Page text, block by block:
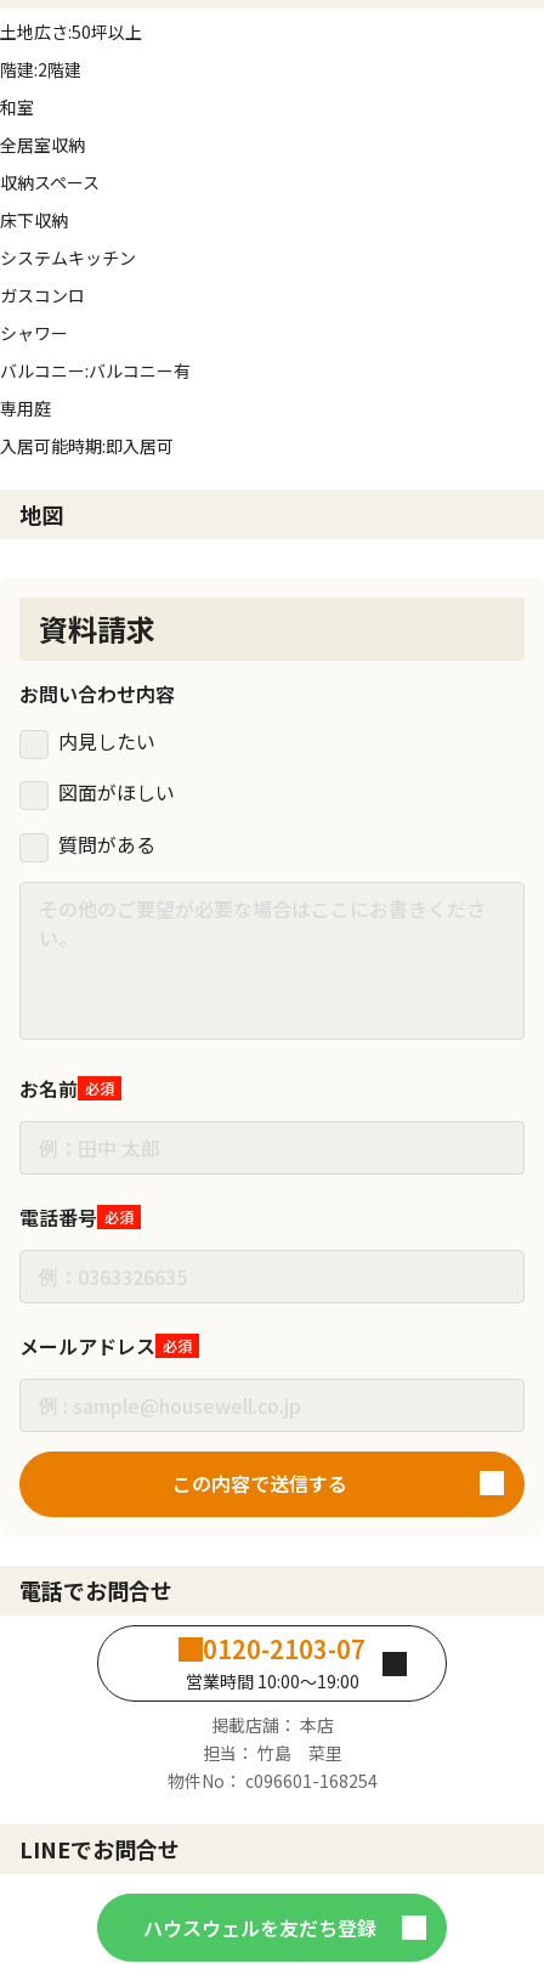
土地広さ:50坪以上
階建:2階建
和室
全居室収納
収納スペース
床下収納
システムキッチン
ガスコンロ
シャワー
バルコニー:バルコニー有
専用庭
入居可能時期:即入居可
地図
資料請求
お問い合わせ内容
内見したい
図面がほしい
質問がある
お名前 必須
電話番号 必須
メールアドレス 必須
この内容で送信する
電話でお問合せ
0120-2103-07
営業時間 10:00～19:00
掲載店舗： 本店
担当： 竹島 菜里
物件No： c096601-168254
LINEでお問合せ
ハウスウェルを友だち登録